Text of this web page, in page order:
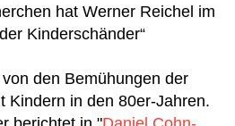
hat Werner Reichel im
Kinderschänder“
den Bemühungen der
Kindern in den 80er-Jahren.